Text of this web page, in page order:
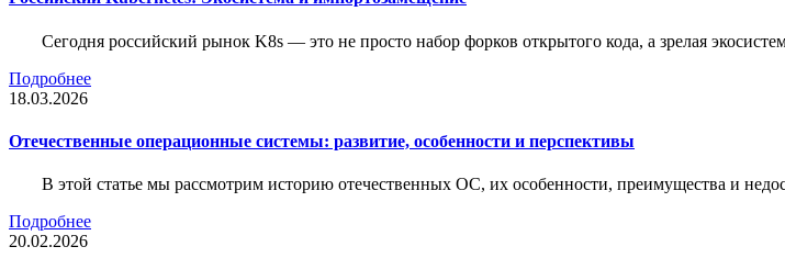
Сегодня российский рынок K8s — это не просто набор форков открытого кода, а зрелая
Подробнее
18.03.2026
Отечественные операционные системы: развитие, особенности и перспективы
В этой статье мы рассмотрим историю отечественных ОС, их особенности, преимущества и
Подробнее
20.02.2026